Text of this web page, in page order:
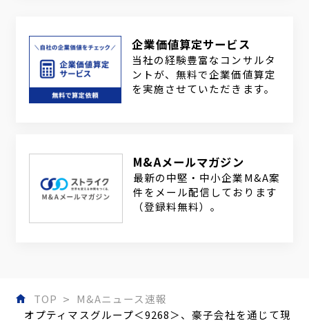
企業価値算定サービス
当社の経験豊富なコンサルタ
ントが、無料で企業価値算定
を実施させていただきます。
M&Aメールマガジン
最新の中堅・中小企業M&A案
件をメール配信しております
（登録料無料）。
TOP
M&Aニュース速報
オプティマスグループ＜9268＞、豪子会社を通じて現